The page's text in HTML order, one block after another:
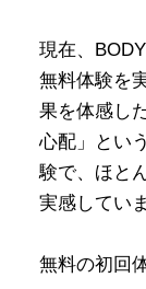
現在、
無料体験を
果を体感し
心配」とい
験で、ほと
実感してい
無料の初回